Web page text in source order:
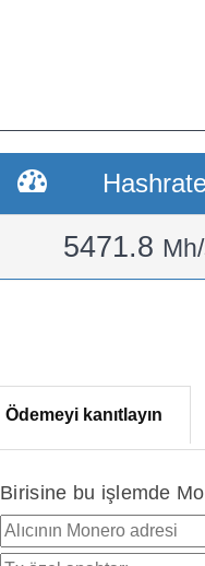
5471.8
Ödemeyi kanıtlayın
Birisine bu işlemde